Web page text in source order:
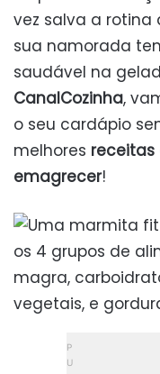
vez salva a
sua namorada
saudável na
CanalCozinha,
o seu cardápio
melhores
emagrecer!